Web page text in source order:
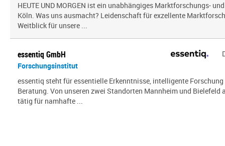
HEUTE UND MORGEN ist ein unabhängiges Marktforschungs-
Köln. Was uns ausmacht? Leidenschaft für exzellente
Weitblick für unsere ...
essentiq GmbH
Forschungsinstitut
essentiq steht für essentielle Erkenntnisse, intelligente
Beratung. Von unseren zwei Standorten Mannheim und Bielefeld
tätig für namhafte ...